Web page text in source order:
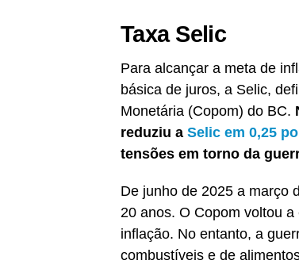
Taxa Selic
Para alcançar a meta de
básica de juros, a Selic,
Monetária (Copom) do BC.
reduziu a Selic em 0,25
tensões em torno da
De junho de 2025 a março
20 anos. O Copom voltou
inflação. No entanto, a
combustíveis e de